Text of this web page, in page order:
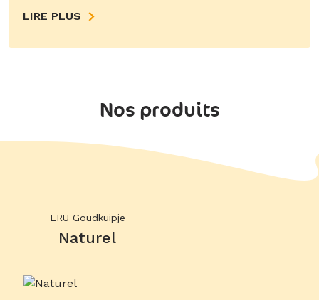
LIRE PLUS
Nos produits
ERU Goudkuipje
Naturel